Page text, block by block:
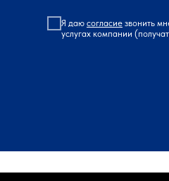
Я даю согласие звонить
услугах компании